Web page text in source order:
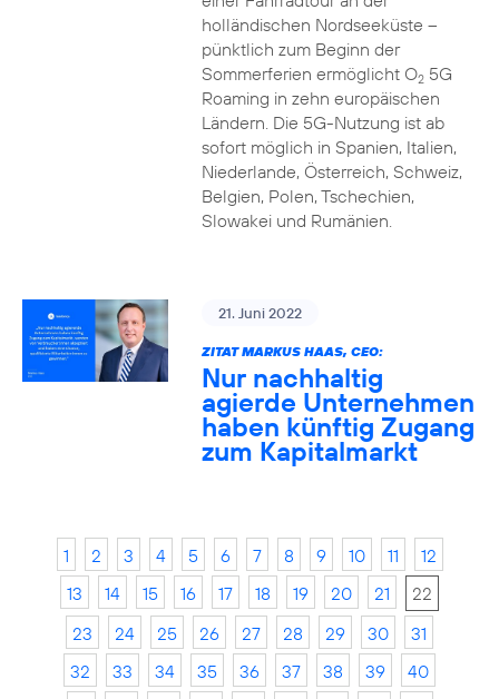
holländischen Nordseeküste –
pünktlich zum Beginn der
Sommerferien ermöglicht O25G
Roaming in zehn europäischen
Ländern. Die 5G-Nutzung ist ab
sofort möglich in Spanien, Italien,
Niederlande, Österreich, Schweiz,
Belgien, Polen, Tschechien,
Slowakei und Rumänien.
21. Juni 2022
ZITAT MARKUS HAAS, CEO:
Nur nachhaltig
agierde Unternehmen
haben künftig Zugang
zum Kapitalmarkt
1 2 3 4 5 6 7 8 9 10 11
12
13
14 15 16 17 18 19 20 21
22
23
24 25 26 27 28 29 30
31
32
33 34 35 36 37 38 39
40